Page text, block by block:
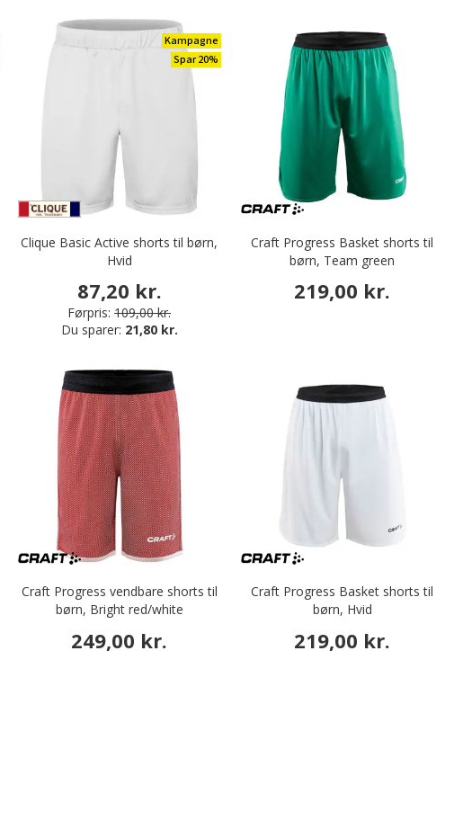
Kampagne
Spar 20%
Clique Basic Active shorts til børn,
Hvid
87,20 kr.
Førpris: 109,00 kr.
Du sparer: 21,80 kr.
Craft Progress Basket shorts til
børn, Team green
219,00 kr.
Craft Progress vendbare shorts til
børn, Bright red/white
249,00 kr.
Craft Progress Basket shorts til
børn, Hvid
219,00 kr.